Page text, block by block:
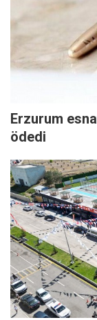
Erzurum
ödedi